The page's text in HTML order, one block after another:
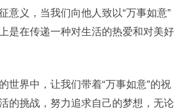
意义，当我们向他人致以“万事如意”
是在传递一种对生活的热爱和对美好
世界中，让我们带着“万事如意”的祝
的挑战，努力追求自己的梦想，无论